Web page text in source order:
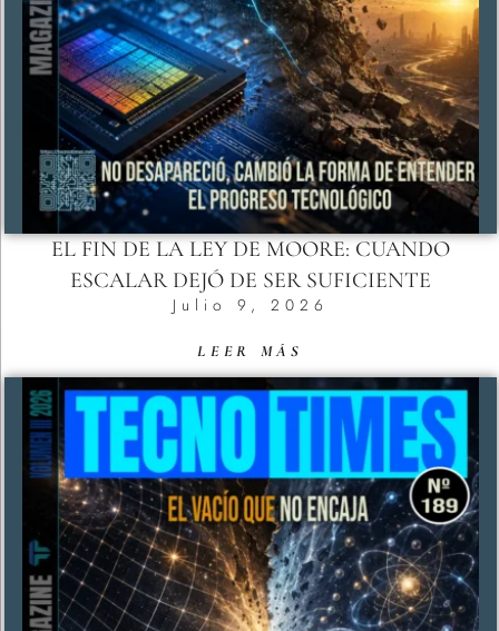
EL FIN DE LA LEY DE MOORE: CUANDO
ESCALAR DEJÓ DE SER SUFICIENTE
Julio 9, 2026
LEER MÁS